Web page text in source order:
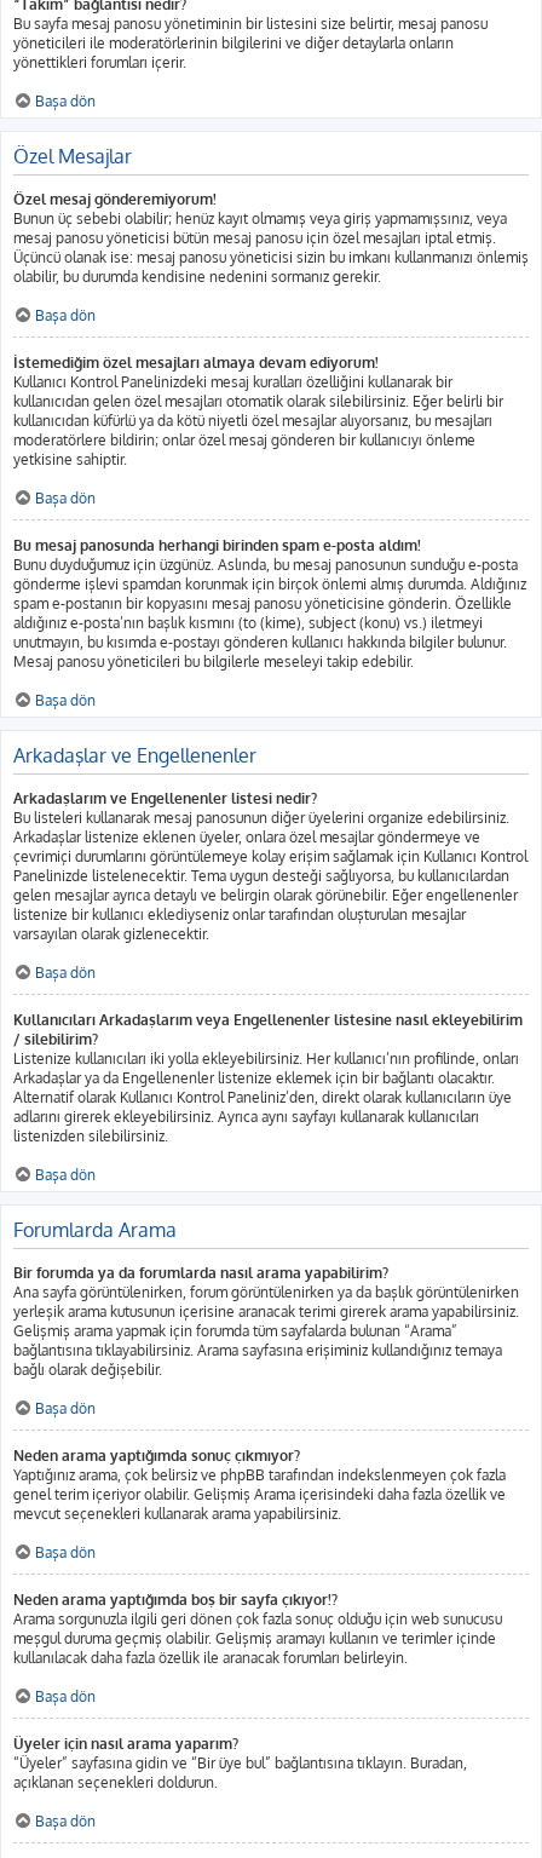
“Takım” bağlantısı nedir?
Bu sayfa mesaj panosu yönetiminin bir listesini size belirtir, mesaj panosu
yöneticileri ile moderatörlerinin bilgilerini ve diğer detaylarla onların
yönettikleri forumları içerir.
Başa dön
Özel Mesajlar
Özel mesaj gönderemiyorum!
Bunun üç sebebi olabilir; henüz kayıt olmamış veya giriş yapmamışsınız, veya
mesaj panosu yöneticisi bütün mesaj panosu için özel mesajları iptal etmiş.
Üçüncü olanak ise: mesaj panosu yöneticisi sizin bu imkanı kullanmanızı önlemiş
olabilir, bu durumda kendisine nedenini sormanız gerekir.
Başa dön
İstemediğim özel mesajları almaya devam ediyorum!
Kullanıcı Kontrol Panelinizdeki mesaj kuralları özelliğini kullanarak bir
kullanıcıdan gelen özel mesajları otomatik olarak silebilirsiniz. Eğer belirli bir
kullanıcıdan küfürlü ya da kötü niyetli özel mesajlar alıyorsanız, bu mesajları
moderatörlere bildirin; onlar özel mesaj gönderen bir kullanıcıyı önleme
yetkisine sahiptir.
Başa dön
Bu mesaj panosunda herhangi birinden spam e-posta aldım!
Bunu duyduğumuz için üzgünüz. Aslında, bu mesaj panosunun sunduğu e-posta
gönderme işlevi spamdan korunmak için birçok önlemi almış durumda. Aldığınız
spam e-postanın bir kopyasını mesaj panosu yöneticisine gönderin. Özellikle
aldığınız e-posta’nın başlık kısmını (to (kime), subject (konu) vs.) iletmeyi
unutmayın, bu kısımda e-postayı gönderen kullanıcı hakkında bilgiler bulunur.
Mesaj panosu yöneticileri bu bilgilerle meseleyi takip edebilir.
Başa dön
Arkadaşlar ve Engellenenler
Arkadaşlarım ve Engellenenler listesi nedir?
Bu listeleri kullanarak mesaj panosunun diğer üyelerini organize edebilirsiniz.
Arkadaşlar listenize eklenen üyeler, onlara özel mesajlar göndermeye ve
çevrimiçi durumlarını görüntülemeye kolay erişim sağlamak için Kullanıcı Kontrol
Panelinizde listelenecektir. Tema uygun desteği sağlıyorsa, bu kullanıcılardan
gelen mesajlar ayrıca detaylı ve belirgin olarak görünebilir. Eğer engellenenler
listenize bir kullanıcı eklediyseniz onlar tarafından oluşturulan mesajlar
varsayılan olarak gizlenecektir.
Başa dön
Kullanıcıları Arkadaşlarım veya Engellenenler listesine nasıl ekleyebilirim
/ silebilirim?
Listenize kullanıcıları iki yolla ekleyebilirsiniz. Her kullanıcı’nın profilinde, onları
Arkadaşlar ya da Engellenenler listenize eklemek için bir bağlantı olacaktır.
Alternatif olarak Kullanıcı Kontrol Paneliniz’den, direkt olarak kullanıcıların üye
adlarını girerek ekleyebilirsiniz. Ayrıca aynı sayfayı kullanarak kullanıcıları
listenizden silebilirsiniz.
Başa dön
Forumlarda Arama
Bir forumda ya da forumlarda nasıl arama yapabilirim?
Ana sayfa görüntülenirken, forum görüntülenirken ya da başlık görüntülenirken
yerleşik arama kutusunun içerisine aranacak terimi girerek arama yapabilirsiniz.
Gelişmiş arama yapmak için forumda tüm sayfalarda bulunan “Arama”
bağlantısına tıklayabilirsiniz. Arama sayfasına erişiminiz kullandığınız temaya
bağlı olarak değişebilir.
Başa dön
Neden arama yaptığımda sonuç çıkmıyor?
Yaptığınız arama, çok belirsiz ve phpBB tarafından indekslenmeyen çok fazla
genel terim içeriyor olabilir. Gelişmiş Arama içerisindeki daha fazla özellik ve
mevcut seçenekleri kullanarak arama yapabilirsiniz.
Başa dön
Neden arama yaptığımda boş bir sayfa çıkıyor!?
Arama sorgunuzla ilgili geri dönen çok fazla sonuç olduğu için web sunucusu
meşgul duruma geçmiş olabilir. Gelişmiş aramayı kullanın ve terimler içinde
kullanılacak daha fazla özellik ile aranacak forumları belirleyin.
Başa dön
Üyeler için nasıl arama yaparım?
“Üyeler” sayfasına gidin ve “Bir üye bul” bağlantısına tıklayın. Buradan,
açıklanan seçenekleri doldurun.
Başa dön